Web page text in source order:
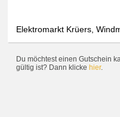
Elektromarkt Krüers,
Du möchtest einen Gutschein
gültig ist? Dann klicke hier.